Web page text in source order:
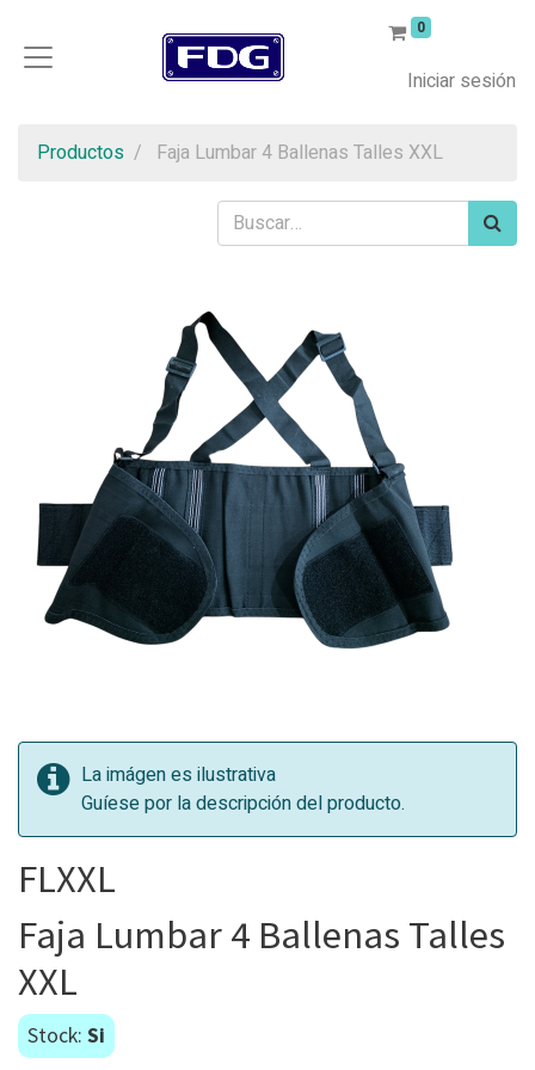
0
Iniciar sesión
Productos Faja Lumbar 4 Ballenas Talles XXL
La imágen es ilustrativa
Guíese por la descripción del producto.
FLXXL
Faja Lumbar 4 Ballenas Talles
XXL
Stock: Si